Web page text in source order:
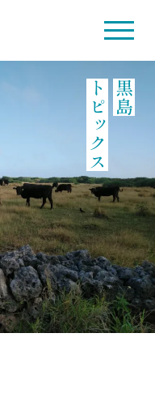
黒島
トピックス